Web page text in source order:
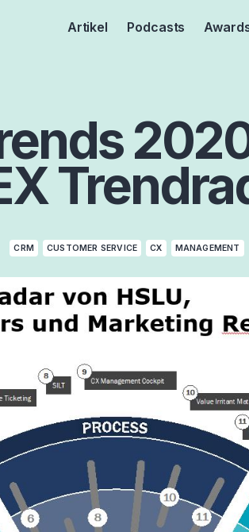
Artikel Podcasts
CRM CUSTOMER SERVICE CX MANAGEMENT